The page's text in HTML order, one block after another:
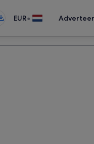
EUR•